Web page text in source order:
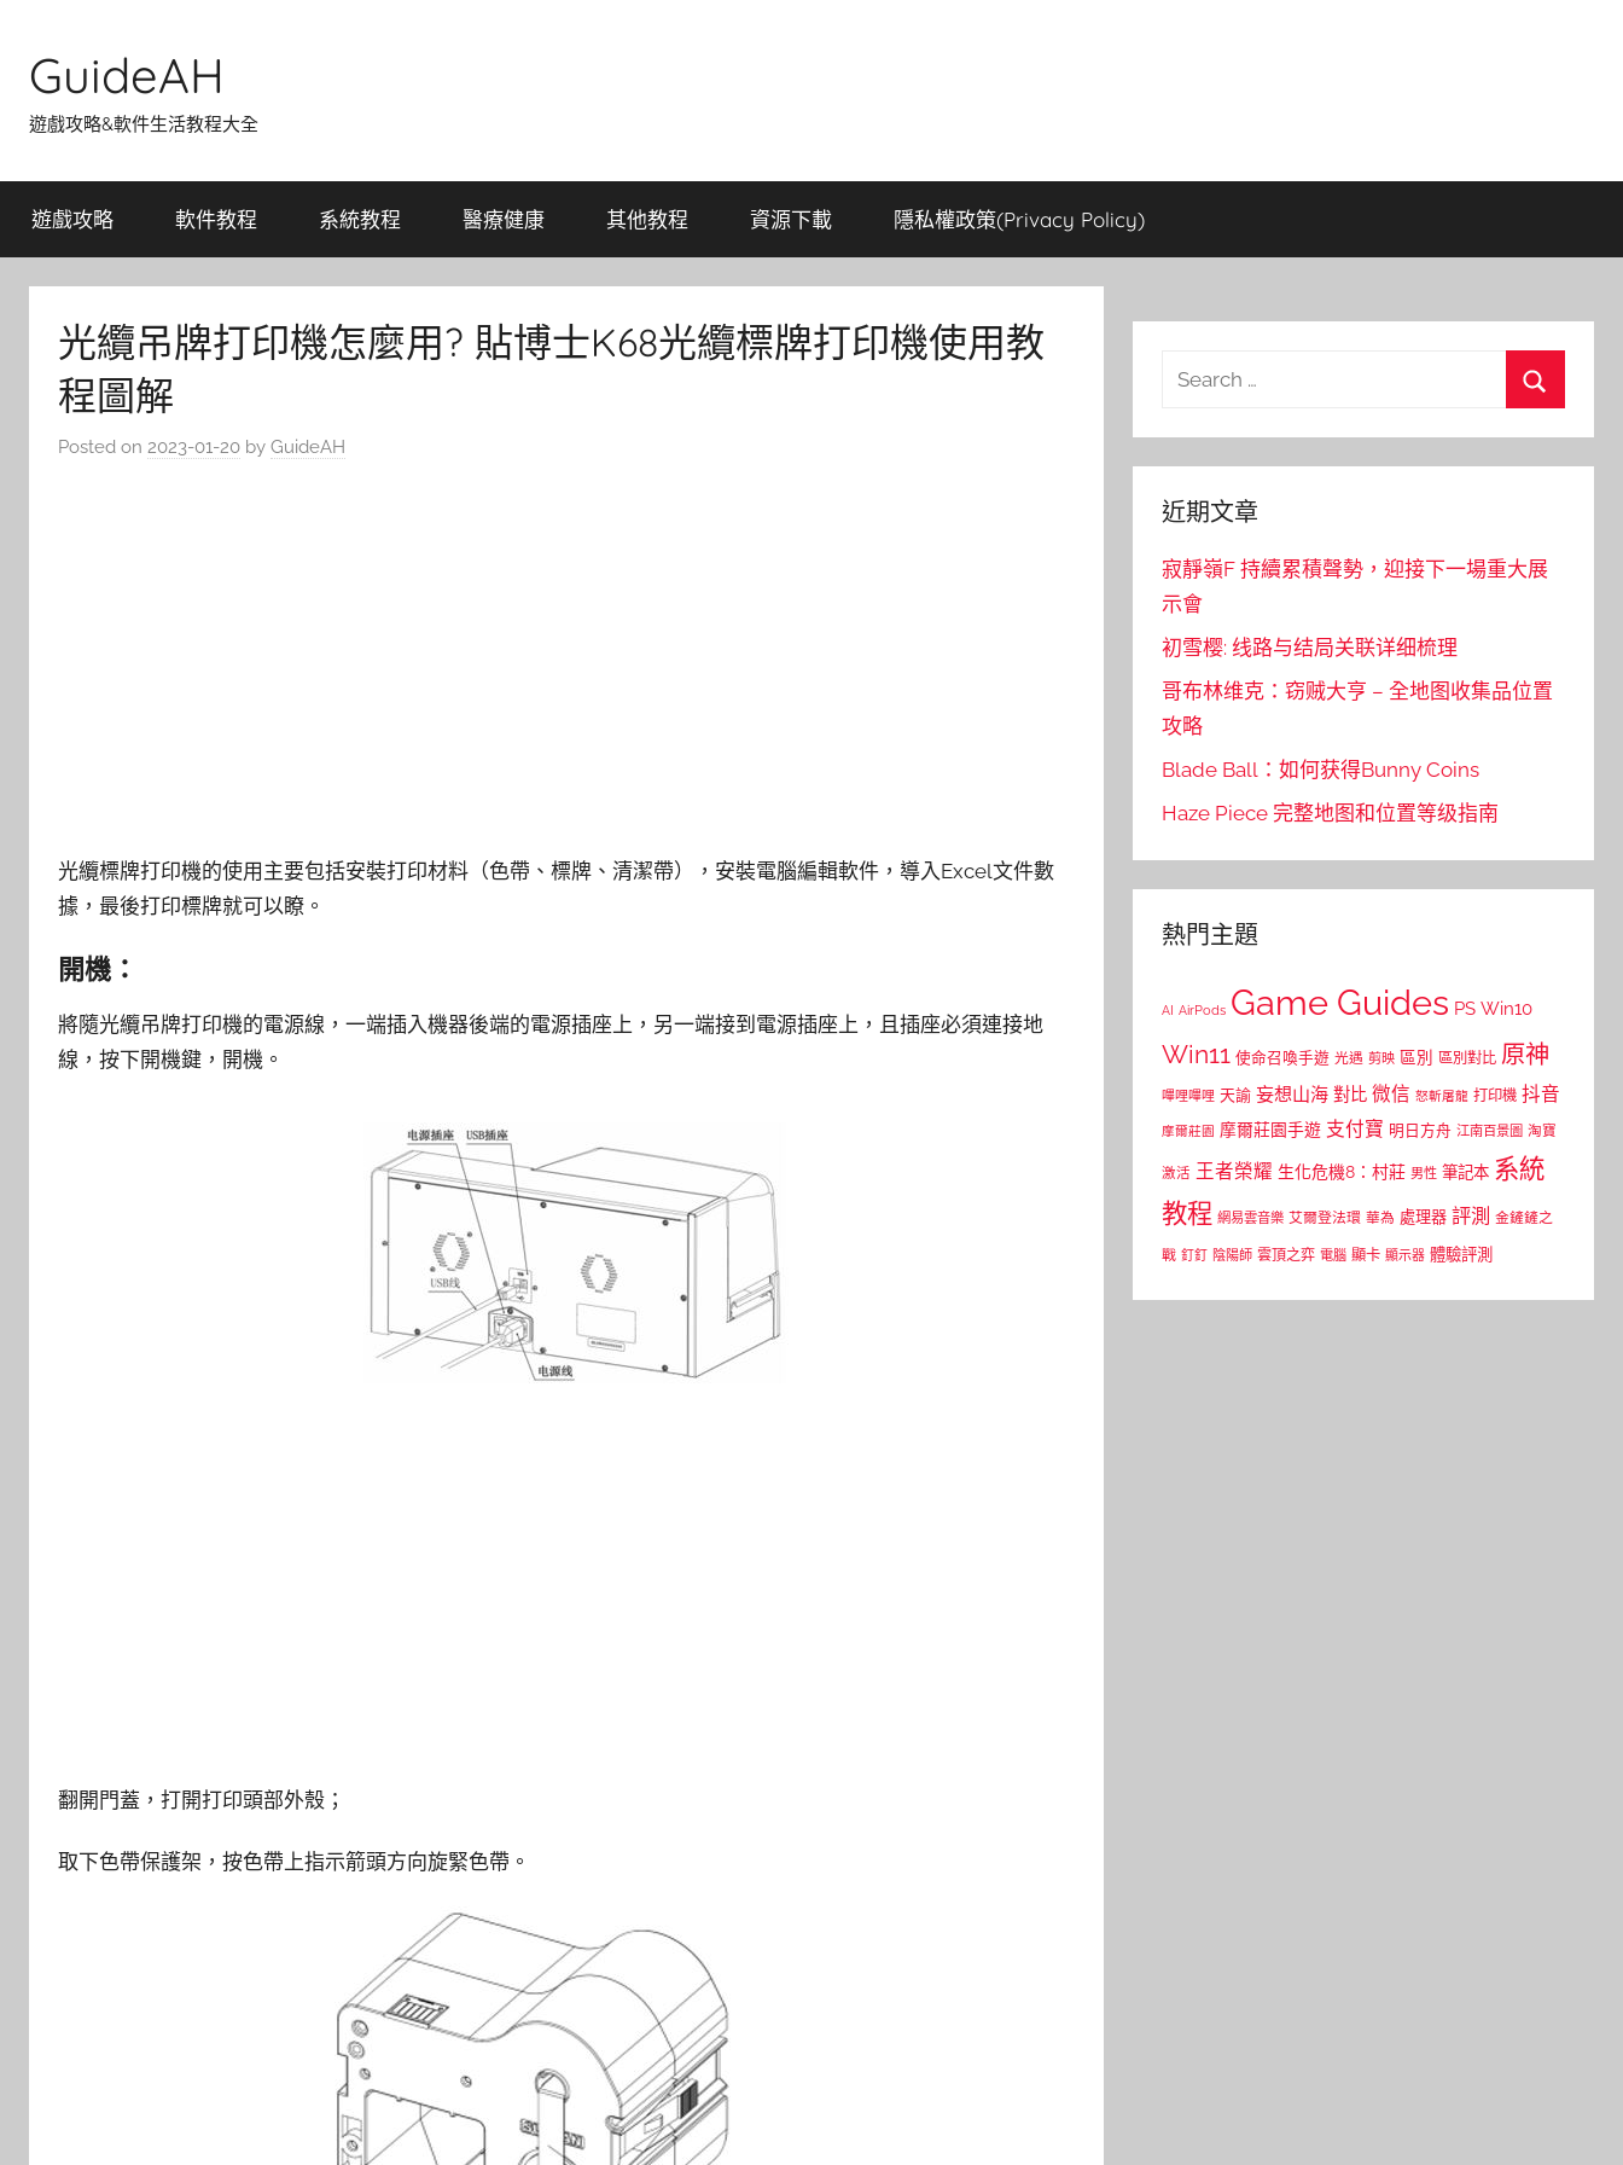
content
GuideAH
遊戲攻略&軟件生活教程大全
遊戲攻略 軟件教程 系統教程 醫療健康 其他教程 資源下載 隱私權政策(Privacy Policy)
光纜吊牌打印機怎麼用? 貼博士K68光纜標牌打印機使用教
程圖解
Posted on 2023-01-20 by GuideAH
光纜標牌打印機的使用主要包括安裝打印材料（色帶、標牌、清潔帶），安裝電腦編輯軟件，導入Excel文件數
據，最後打印標牌就可以瞭。
開機：
將隨光纜吊牌打印機的電源線，一端插入機器後端的電源插座上，另一端接到電源插座上，且插座必須連接地
線，按下開機鍵，開機。
翻開門蓋，打開打印頭部外殼；
取下色帶保護架，按色帶上指示箭頭方向旋緊色帶。
Search
近期文章
寂靜嶺F 持續累積聲勢，迎接下一場重大展
示會
初雪樱: 线路与结局关联详细梳理
哥布林维克：窃贼大亨 – 全地图收集品位置
攻略
Blade Ball：如何获得Bunny Coins
Haze Piece 完整地图和位置等级指南
熱門主題
AI AirPods Game Guides PS Win10
Win11 使命召喚手遊 光遇 剪映 區別 區別對比 原神
嗶哩嗶哩 天諭 妄想山海 對比 微信 怒斬屠龍 打印機 抖音
摩爾莊園 摩爾莊園手遊 支付寶 明日方舟 江南百景圖 淘寶
激活 王者榮耀 生化危機8：村莊 男性 筆記本 系統
教程 網易雲音樂 艾爾登法環 華為 處理器 評測 金鏟鏟之
戰 釘釘 陰陽師 雲頂之弈 電腦 顯卡 顯示器 體驗評測